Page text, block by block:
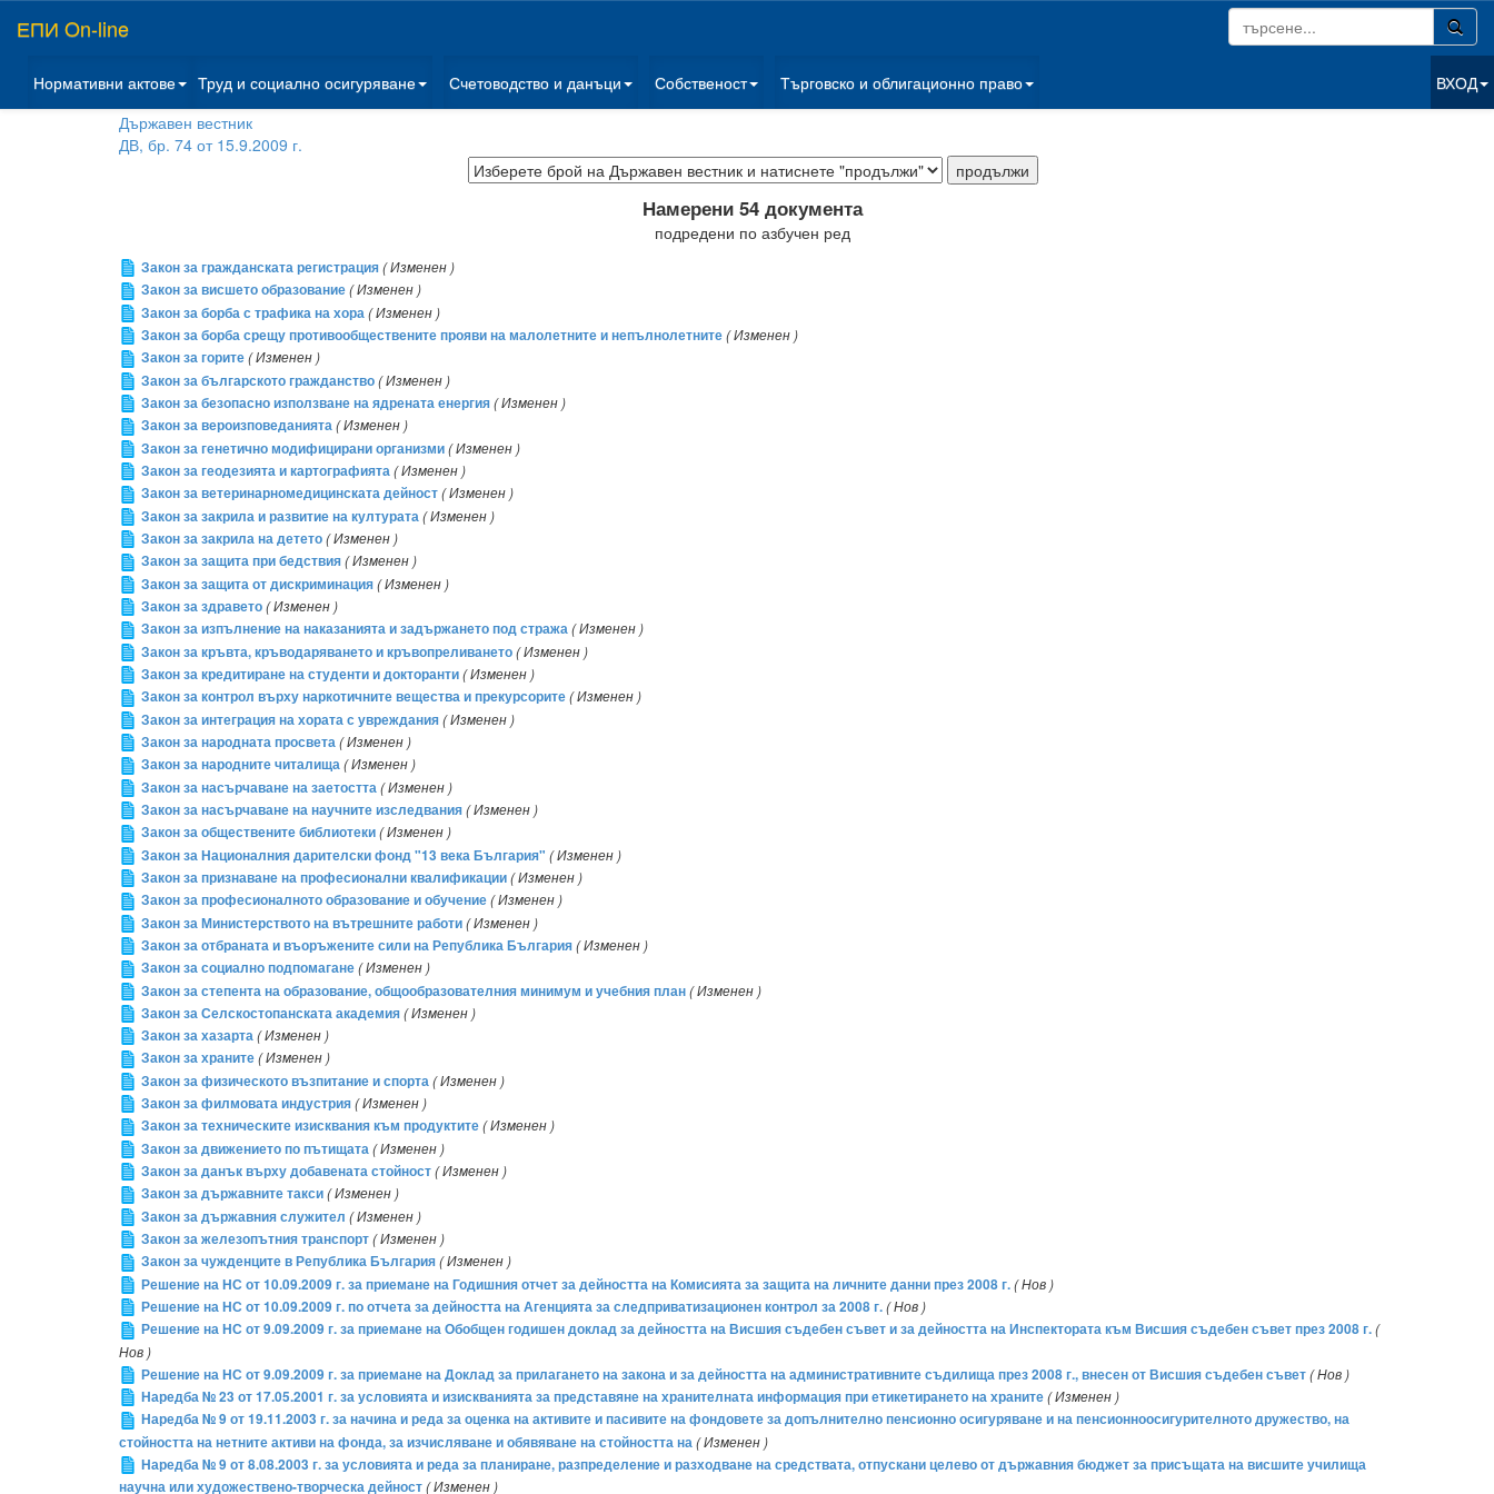
ЕПИ On-line
Нормативни актове Труд и социално осигуряване Счетоводство и данъци Собственост Търговско и облигационно право
ВХОД
Държавен вестник
ДВ, бр. 74 от 15.9.2009 г.
Намерени 54 документа
подредени по азбучен ред
Закон за гражданската регистрация( Изменен )
Закон за висшето образование( Изменен )
Закон за борба с трафика на хора( Изменен )
Закон за борба срещу противообществените прояви на малолетните и непълнолетните( Изменен )
Закон за горите( Изменен )
Закон за българското гражданство( Изменен )
Закон за безопасно използване на ядрената енергия( Изменен )
Закон за вероизповеданията( Изменен )
Закон за генетично модифицирани организми( Изменен )
Закон за геодезията и картографията( Изменен )
Закон за ветеринарномедицинската дейност( Изменен )
Закон за закрила и развитие на културата( Изменен )
Закон за закрила на детето( Изменен )
Закон за защита при бедствия( Изменен )
Закон за защита от дискриминация( Изменен )
Закон за здравето( Изменен )
Закон за изпълнение на наказанията и задържането под стража( Изменен )
Закон за кръвта, кръводаряването и кръвопреливането( Изменен )
Закон за кредитиране на студенти и докторанти( Изменен )
Закон за контрол върху наркотичните вещества и прекурсорите( Изменен )
Закон за интеграция на хората с увреждания( Изменен )
Закон за народната просвета( Изменен )
Закон за народните читалища( Изменен )
Закон за насърчаване на заетостта( Изменен )
Закон за насърчаване на научните изследвания( Изменен )
Закон за обществените библиотеки( Изменен )
Закон за Националния дарителски фонд "13 века България" ( Изменен )
Закон за признаване на професионални квалификации( Изменен )
Закон за професионалното образование и обучение( Изменен )
Закон за Министерството на вътрешните работи( Изменен )
Закон за отбраната и въоръжените сили на Република България( Изменен )
Закон за социално подпомагане( Изменен )
Закон за степента на образование, общообразователния минимум и учебния план( Изменен )
Закон за Селскостопанската академия( Изменен )
Закон за хазарта( Изменен )
Закон за храните( Изменен )
Закон за физическото възпитание и спорта( Изменен )
Закон за филмовата индустрия( Изменен )
Закон за техническите изисквания към продуктите( Изменен )
Закон за движението по пътищата( Изменен )
Закон за данък върху добавената стойност( Изменен )
Закон за държавните такси( Изменен )
Закон за държавния служител ( Изменен )
Закон за железопътния транспорт( Изменен )
Закон за чужденците в Република България( Изменен )
Решение на НС от 10.09.2009 г. за приемане на Годишния отчет за дейността на Комисията за защита на личните данни през 2008 г.( Нов )
Решение на НС от 10.09.2009 г. по отчета за дейността на Агенцията за следприватизационен контрол за 2008 г.( Нов )
Решение на НС от 9.09.2009 г. за приемане на Обобщен годишен доклад за дейността на Висшия съдебен съвет и за дейността на Инспектората към Висшия съдебен съвет през 2008 г.(
Нов )
Решение на НС от 9.09.2009 г. за приемане на Доклад за прилагането на закона и за дейността на административните съдилища през 2008 г., внесен от Висшия съдебен съвет( Нов )
Наредба № 23 от 17.05.2001 г. за условията и изискванията за представяне на хранителната информация при етикетирането на храните( Изменен )
Наредба № 9 от 19.11.2003 г. за начина и реда за оценка на активите и пасивите на фондовете за допълнително пенсионно осигуряване и на пенсионноосигурителното дружество, на
стойността на нетните активи на фонда, за изчисляване и обявяване на стойността на( Изменен )
Наредба № 9 от 8.08.2003 г. за условията и реда за планиране, разпределение и разходване на средствата, отпускани целево от държавния бюджет за присъщата на висшите училища
научна или художествено-творческа дейност( Изменен )